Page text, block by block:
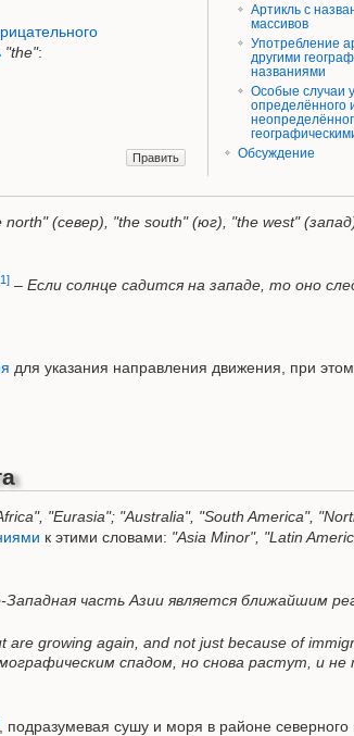
Артикль с
массивов
Употребление
другими
названиями
Особые случаи
определённого
Обсуждение
"the":
Править
north" (север), "the south" (юг), "the west"
– Если солнце садится на западе, то оно
для указания направления движения, при
"Eurasia"; "Australia", "South America",
к этими словами: "Asia Minor", "Latin
часть Азии является ближайшим
growing again, and not just because of
спадом, но снова растут, и не
, подразумевая сушу и моря в районе